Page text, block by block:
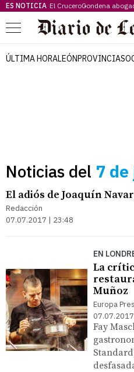
ES NOTICIA El CruceroCondena
Menú
ÚLTIMA HORALEÓNPROVINCIA
Noticias del 7
El adiós de Joaquín
Redacción
07.07.2017 | 23:48
EN
La
Muñoz
Europa
Fay